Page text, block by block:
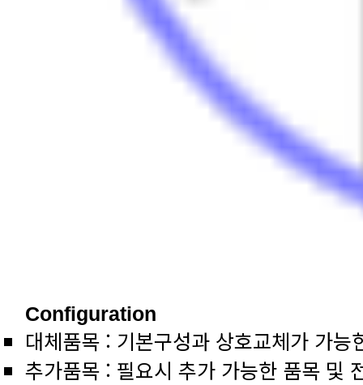
Configuration
대체품목 : 기본구성과 상호교체가 가능
추가품목 : 필요시 추가 가능한 품목 및